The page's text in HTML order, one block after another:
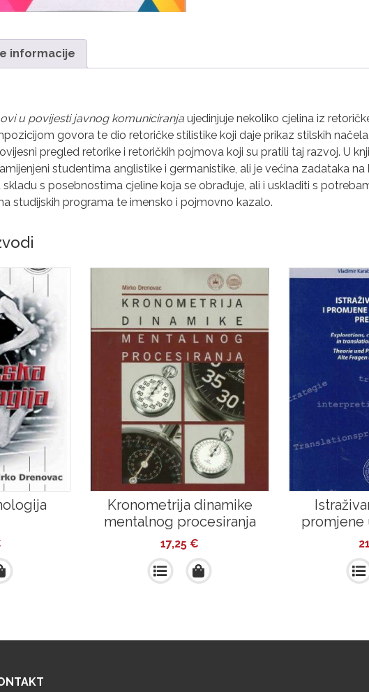
informacije
u povijesti javnog komuniciranja ujedinjuje nekoliko cjelina iz
govora te dio retoričke stilistike koji daje prikaz stilskih
pregled retorike i retoričkih pojmova koji su pratili taj razvoj. U
studentima anglistike i germanistike, ali je većina zadataka
s posebnostima cjeline koja se obrađuje, ali i uskladiti s
studijskih programa te imensko i pojmovno kazalo.
Kronometrija dinamike
mentalnog procesiranja
17,25 €
promjene